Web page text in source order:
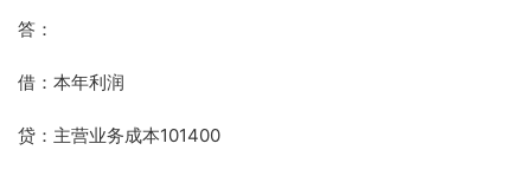
答：
借：本年利润
贷：主营业务成本101400